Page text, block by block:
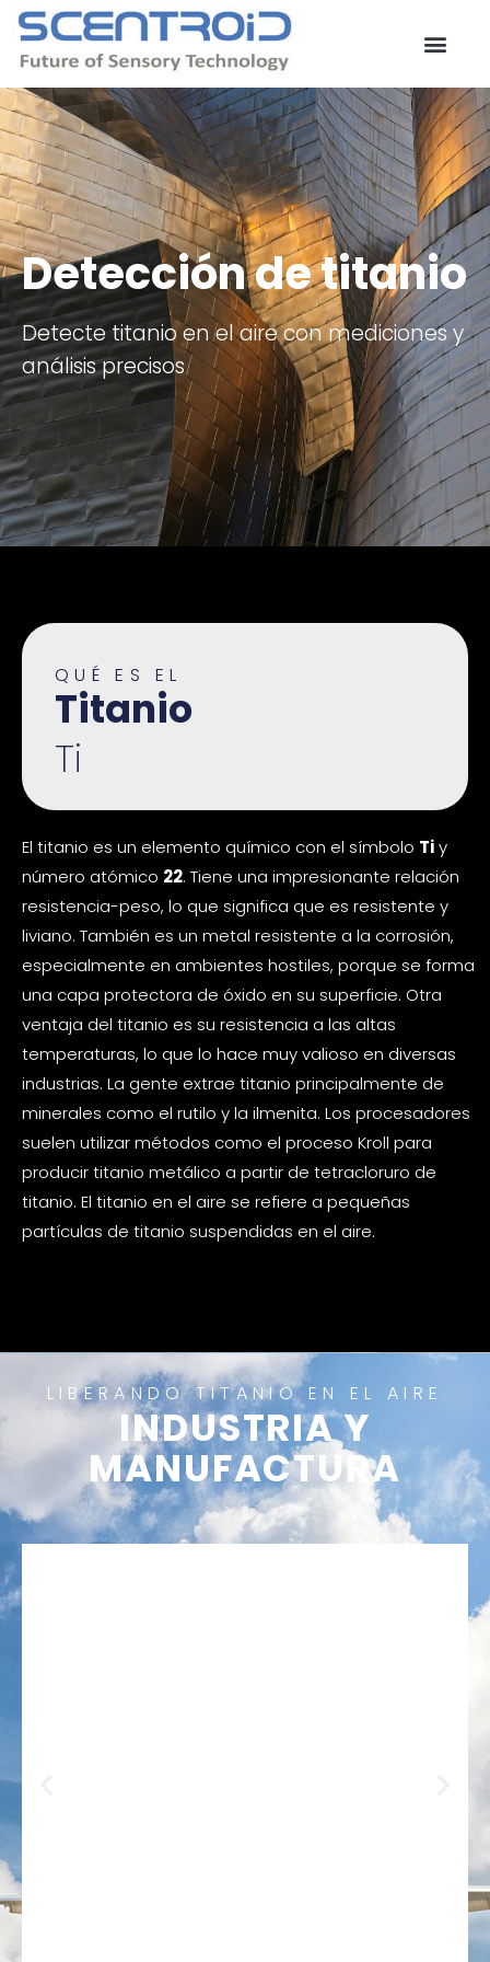
contenido
Detección de titanio
Detecte titanio en el aire con mediciones y
análisis precisos
QUÉ ES EL
Titanio
Ti
El titanio es un elemento químico con el símbolo Tiy
número atómico 22. Tiene una impresionante relación
resistencia-peso, lo que significa que es resistente y
liviano. También es un metal resistente a la corrosión,
especialmente en ambientes hostiles, porque se forma
una capa protectora de óxido en su superficie. Otra
ventaja del titanio es su resistencia a las altas
temperaturas, lo que lo hace muy valioso en diversas
industrias. La gente extrae titanio principalmente de
minerales como el rutilo y la ilmenita. Los procesadores
suelen utilizar métodos como el proceso Kroll para
producir titanio metálico a partir de tetracloruro de
titanio. El titanio en el aire se refiere a pequeñas
partículas de titanio suspendidas en el aire.
LIBERANDO TITANIO EN EL AIRE
INDUSTRIA Y
MANUFACTURA